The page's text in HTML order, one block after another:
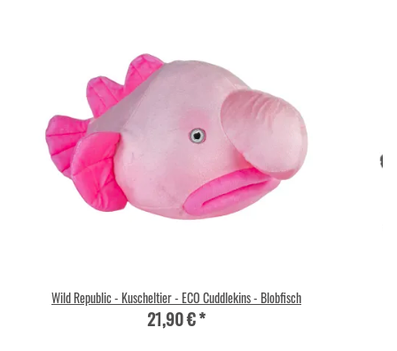
Wild Republic - Kuscheltier - ECO Cuddlekins - Blobfisch
21,90 €*